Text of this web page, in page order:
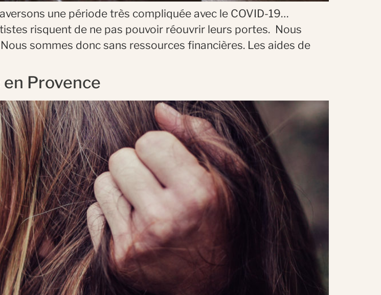
une période très compliquée avec le COVID-19…
risquent de ne pas pouvoir réouvrir leurs portes. Nous
sommes donc sans ressources financières. Les aides de
Provence